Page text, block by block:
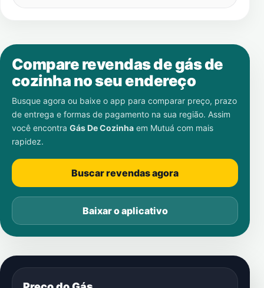
Compare revendas de gás de
cozinha no seu endereço
Busque agora ou baixe o app para comparar preço, prazo
de entrega e formas de pagamento na sua região. Assim
você encontra Gás De Cozinha em Mutuá com mais
rapidez.
Buscar revendas agora
Baixar o aplicativo